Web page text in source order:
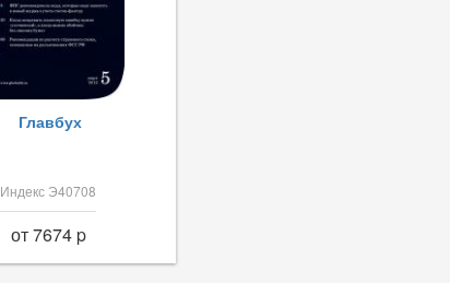
Главбух
Индекс Э40708
от 7674 p